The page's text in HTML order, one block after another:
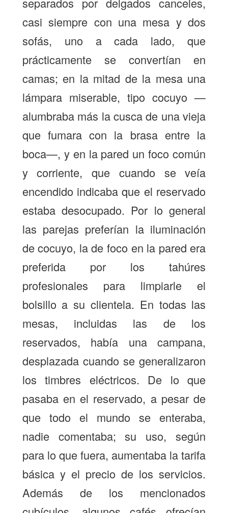
casi siempre con una mesa y dos
sofás, uno a cada lado, que
prácticamente se convertían en
camas; en la mitad de la mesa una
lámpara miserable, tipo cocuyo —
alumbraba más la cusca de una vieja
que fumara con la brasa entre la
boca—, y en la pared un foco común
y corriente, que cuando se veía
encendido indicaba que el reservado
estaba desocupado. Por lo general
las parejas preferían la iluminación
de cocuyo, la de foco en la pared era
preferida por los tahúres
profesionales para limpiarle el
bolsillo a su clientela. En todas las
mesas, incluidas las de los
reservados, había una campana,
desplazada cuando se generalizaron
los timbres eléctricos. De lo que
pasaba en el reservado, a pesar de
que todo el mundo se enteraba,
nadie comentaba; su uso, según
para lo que fuera, aumentaba la tarifa
básica y el precio de los servicios.
Además de los mencionados